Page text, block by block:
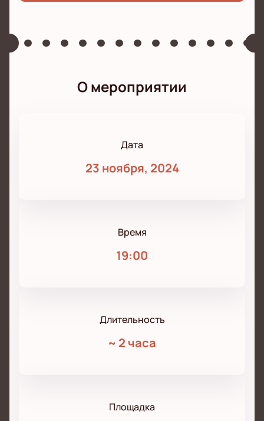
О мероприятии
Дата
23 ноября, 2024
Время
19:00
Длительность
~ 2 часа
Площадка